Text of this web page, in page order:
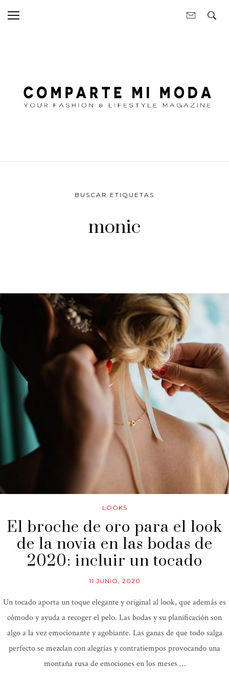
BUSCAR ETIQUETAS
monic
LOOKS
El broche de oro para el look
de la novia en las bodas de
2020: incluir un tocado
11 JUNIO, 2020
Un tocado aporta un toque elegante y original al look, que además es
cómodo y ayuda a recoger el pelo. Las bodas y su planificación son
algo a la vez emocionante y agobiante. Las ganas de que todo salga
perfecto se mezclan con alegrías y contratiempos provocando una
montaña rusa de emociones en los meses …